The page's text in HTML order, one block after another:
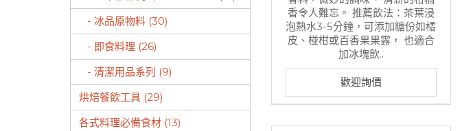
- 冰品原物料 (30)
- 即食料理 (26)
- 清潔用品系列 (9)
烘焙餐飲工具 (29)
各式料理必備食材 (13)
香令人難忘。 推薦飲法：茶葉浸
泡熱水3-5分鐘，可添加糖份如橘
皮、椪柑或百香果果露， 也適合
加冰塊飲..
歡迎詢價